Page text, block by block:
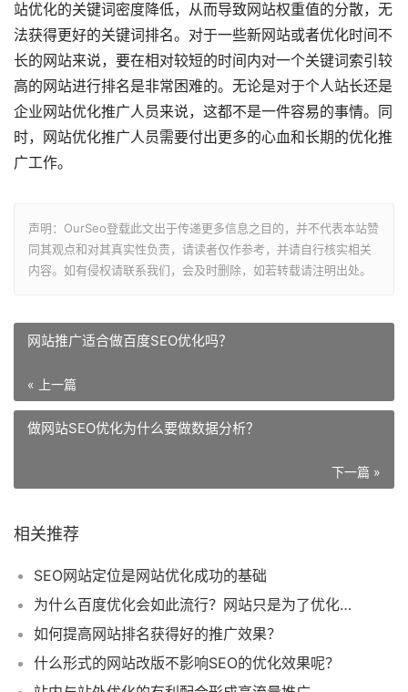
站优化的关键词密度降低，从而导致网站权重值的分散，无
法获得更好的关键词排名。对于一些新网站或者优化时间不
长的网站来说，要在相对较短的时间内对一个关键词索引较
高的网站进行排名是非常困难的。无论是对于个人站长还是
企业网站优化推广人员来说，这都不是一件容易的事情。同
时，网站优化推广人员需要付出更多的心血和长期的优化推
广工作。
声明：OurSeo登载此文出于传递更多信息之目的，并不代表本站赞
同其观点和对其真实性负责，请读者仅作参考，并请自行核实相关
内容。如有侵权请联系我们，会及时删除，如若转载请注明出处。
网站推广适合做百度SEO优化吗？
« 上一篇
做网站SEO优化为什么要做数据分析？
下一篇 »
相关推荐
SEO网站定位是网站优化成功的基础
为什么百度优化会如此流行？网站只是为了优化而优化好吗？
如何提高网站排名获得好的推广效果？
什么形式的网站改版不影响SEO的优化效果呢？